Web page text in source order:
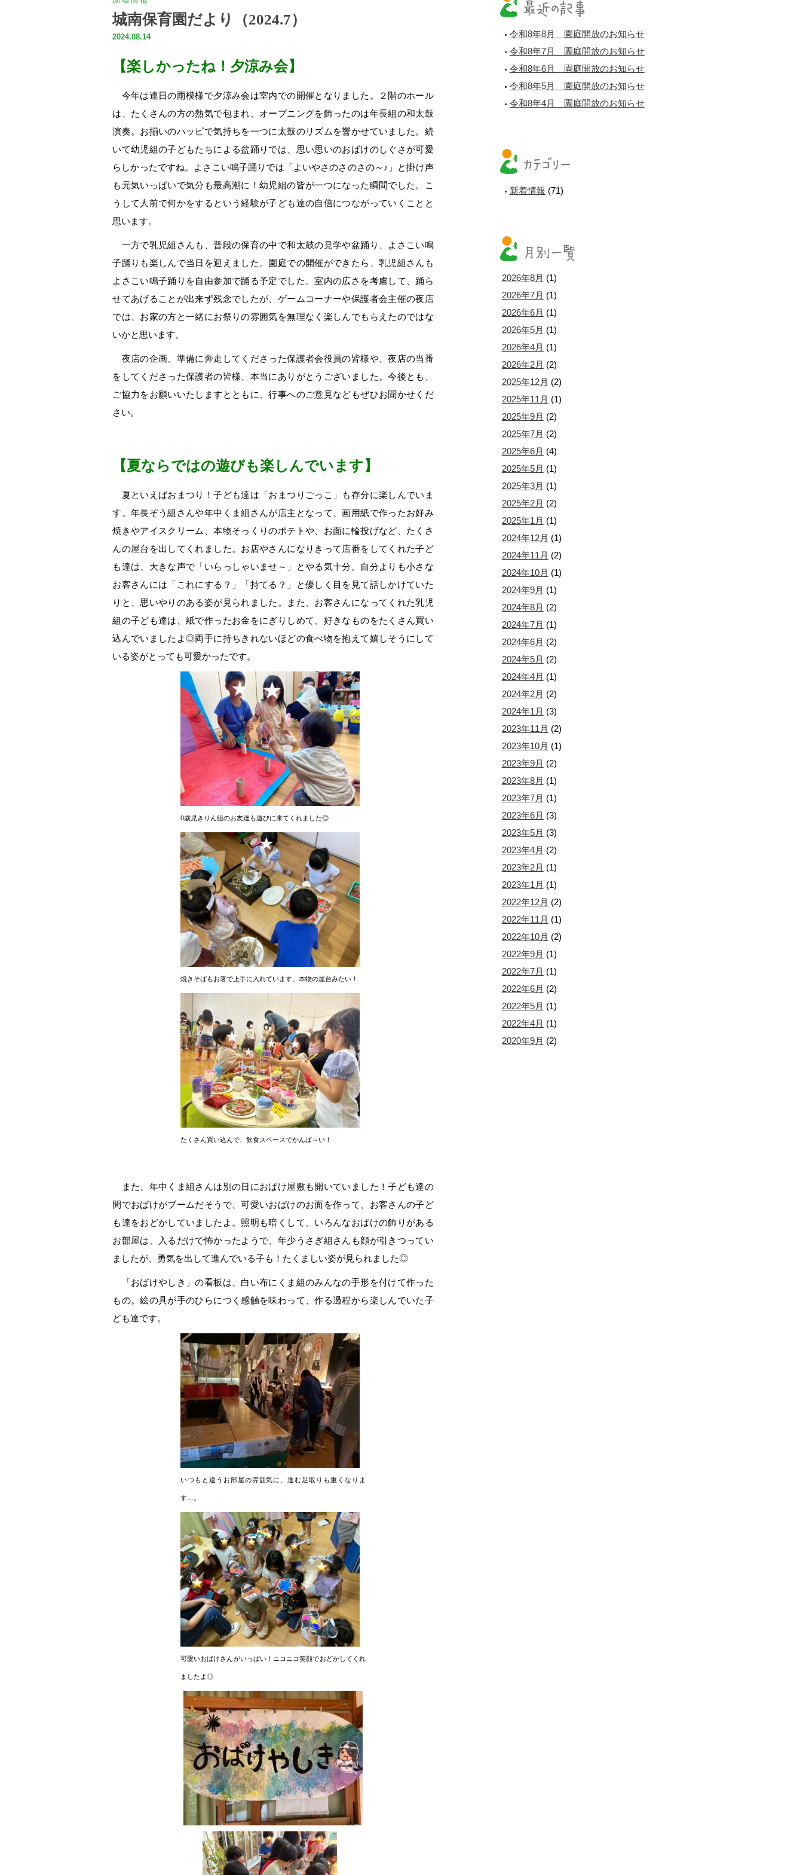
城南保育園だより（2024.7）
2024.08.14
【楽しかったね！夕涼み会】
今年は連日の雨模様で夕涼み会は室内での開催となりました。２階のホール
は、たくさんの方の熱気で包まれ、オープニングを飾ったのは年長組の和太鼓
演奏。お揃いのハッピで気持ちを一つに太鼓のリズムを響かせていました。続
いて幼児組の子どもたちによる盆踊りでは、思い思いのおばけのしぐさが可愛
らしかったですね。よさこい鳴子踊りでは「よいやさのさのさの～♪」と掛け声
も元気いっぱいで気分も最高潮に！幼児組の皆が一つになった瞬間でした。こ
うして人前で何かをするという経験が子ども達の自信につながっていくことと
思います。
一方で乳児組さんも、普段の保育の中で和太鼓の見学や盆踊り、よさこい鳴
子踊りも楽しんで当日を迎えました。園庭での開催ができたら、乳児組さんも
よさこい鳴子踊りを自由参加で踊る予定でした。室内の広さを考慮して、踊ら
せてあげることが出来ず残念でしたが、ゲームコーナーや保護者会主催の夜店
では、お家の方と一緒にお祭りの雰囲気を無理なく楽しんでもらえたのではな
いかと思います。
夜店の企画、準備に奔走してくださった保護者会役員の皆様や、夜店の当番
をしてくださった保護者の皆様、本当にありがとうございました。今後とも、
ご協力をお願いいたしますとともに、行事へのご意見などもぜひお聞かせくだ
さい。
【夏ならではの遊びも楽しんでいます】
夏といえばおまつり！子ども達は「おまつりごっこ」も存分に楽しんでいま
す。年長ぞう組さんや年中くま組さんが店主となって、画用紙で作ったお好み
焼きやアイスクリーム、本物そっくりのポテトや、お面に輪投げなど、たくさ
んの屋台を出してくれました。お店やさんになりきって店番をしてくれた子ど
も達は、大きな声で「いらっしゃいませ～」とやる気十分。自分よりも小さな
お客さんには「これにする？」「持てる？」と優しく目を見て話しかけていた
りと、思いやりのある姿が見られました。また、お客さんになってくれた乳児
組の子ども達は、紙で作ったお金をにぎりしめて、好きなものをたくさん買い
込んでいましたよ◎両手に持ちきれないほどの食べ物を抱えて嬉しそうにして
いる姿がとっても可愛かったです。
0歳児きりん組のお友達も遊びに来てくれました◎
焼きそばもお箸で上手に入れています。本物の屋台みたい！
たくさん買い込んで、飲食スペースでかんぱ～い！
また、年中くま組さんは別の日におばけ屋敷も開いていました！子ども達の
間でおばけがブームだそうで、可愛いおばけのお面を作って、お客さんの子ど
も達をおどかしていましたよ。照明も暗くして、いろんなおばけの飾りがある
お部屋は、入るだけで怖かったようで、年少うさぎ組さんも顔が引きつってい
ましたが、勇気を出して進んでいる子も！たくましい姿が見られました◎
「おばけやしき」の看板は、白い布にくま組のみんなの手形を付けて作った
もの。絵の具が手のひらにつく感触を味わって、作る過程から楽しんでいた子
ども達です。
いつもと違うお部屋の雰囲気に、進む足取りも重くなりま
す…。
可愛いおばけさんがいっぱい！ニコニコ笑顔でおどかしてくれ
ましたよ◎
令和8年8月 園庭開放のお知らせ
令和8年7月 園庭開放のお知らせ
令和8年6月 園庭開放のお知らせ
令和8年5月 園庭開放のお知らせ
令和8年4月 園庭開放のお知らせ
新着情報 (71)
2026年8月 (1)
2026年7月 (1)
2026年6月 (1)
2026年5月 (1)
2026年4月 (1)
2026年2月 (2)
2025年12月 (2)
2025年11月 (1)
2025年9月 (2)
2025年7月 (2)
2025年6月 (4)
2025年5月 (1)
2025年3月 (1)
2025年2月 (2)
2025年1月 (1)
2024年12月 (1)
2024年11月 (2)
2024年10月 (1)
2024年9月 (1)
2024年8月 (2)
2024年7月 (1)
2024年6月 (2)
2024年5月 (2)
2024年4月 (1)
2024年2月 (2)
2024年1月 (3)
2023年11月 (2)
2023年10月 (1)
2023年9月 (2)
2023年8月 (1)
2023年7月 (1)
2023年6月 (3)
2023年5月 (3)
2023年4月 (2)
2023年2月 (1)
2023年1月 (1)
2022年12月 (2)
2022年11月 (1)
2022年10月 (2)
2022年9月 (1)
2022年7月 (1)
2022年6月 (2)
2022年5月 (1)
2022年4月 (1)
2020年9月 (2)